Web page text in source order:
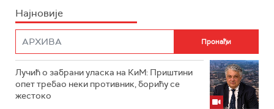
Најновије
Лучић о забрани уласка на КиМ: Приштини
опет требао неки противник, борићу се
жестоко